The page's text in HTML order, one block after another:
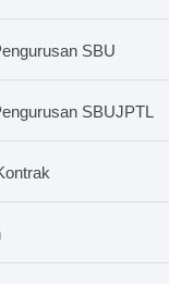
SBU
SBUJPTL